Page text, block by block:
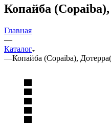
Копайба
Главная
—
Каталог
—Копайба (Copaiba),